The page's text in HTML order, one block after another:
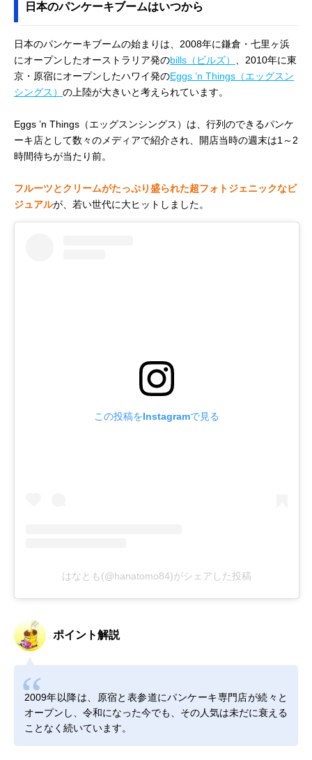
日本のパンケーキブームはいつから
日本のパンケーキブームの始まりは、2008年に鎌倉・七里ヶ浜
にオープンしたオーストラリア発のbills（ビルズ） 、2010年に東
京・原宿にオープンしたハワイ発のEggs ’n Things（エッグスン
シングス） の上陸が大きいと考えられています。
Eggs ’n Things（エッグスンシングス）は、行列のできるパンケ
ーキ店として数々のメディアで紹介され、開店当時の週末は1～2
時間待ちが当たり前。
フルーツとクリームがたっぷり盛られた超フォトジェニックなビ
ジュアルが、若い世代に大ヒットしました。
この投稿をInstagramで見る
はなとも(@hanatomo84)がシェアした投稿
ポイント解説
2009年以降は、原宿と表参道にパンケーキ専門店が続々と
オープンし、令和になった今でも、その人気は未だに衰える
ことなく続いています。